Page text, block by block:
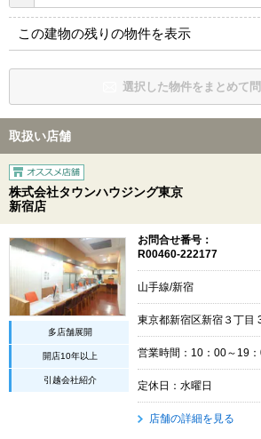
この建物の残りの物件を表示
選択した物件をまとめて
取扱い店舗
株式会社タウンハウジング東京
新宿店
多店舗展開
開店10年以上
引越会社紹介
お問合せ番号：
R00460-222177
山手線/新宿
東京都新宿区新宿３丁目
営業時間：10：00～19
定休日：水曜日
店舗の詳細を見る